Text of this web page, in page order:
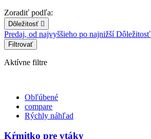
Zoradiť podľa:
Dôležitosť 
Predaj, od najvyššieho po najnižšíDôležitosť
Filtrovať
Aktívne filtre
Obľúbené
compare
Rýchly náhľad
Kŕmitko pre vtáky